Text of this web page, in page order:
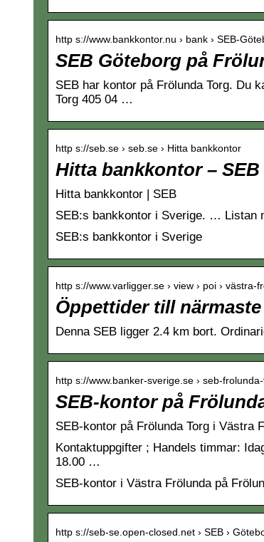
http s://www.bankkontor.nu › bank › SEB-
SEB Göteborg på
SEB har kontor på Frölunda Torg. Du
Torg 405 04 …
http s://seb.se › seb.se › Hitta bankkontor
Hitta bankkontor – SEB
Hitta bankkontor | SEB
SEB:s bankkontor i Sverige. … Listan
SEB:s bankkontor i Sverige
http s://www.varligger.se › view › poi › västra-
Öppettider till
Denna SEB ligger 2.4 km bort.
http s://www.banker-sverige.se › seb-
SEB-kontor på
SEB-kontor på Frölunda Torg i Västra
Kontaktuppgifter ; Handels timmar:
18.00 …
SEB-kontor i Västra Frölunda på
http s://seb-se.open-closed.net › SEB ›